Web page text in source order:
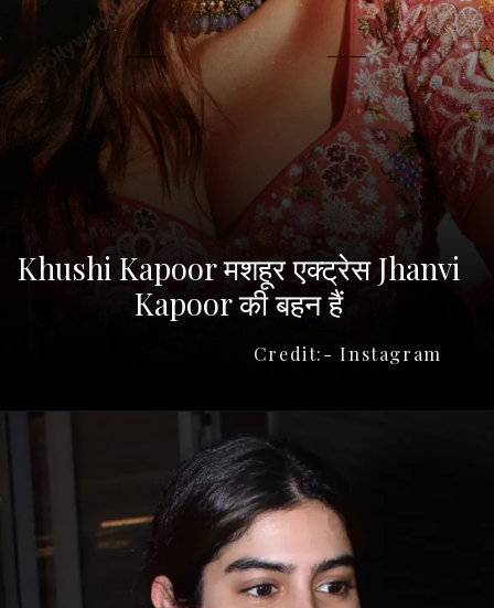
Credit:- Instagram
Khushi Kapoor मशहूर एक्ट्रेस Jhanvi
Kapoor की बहन हैं